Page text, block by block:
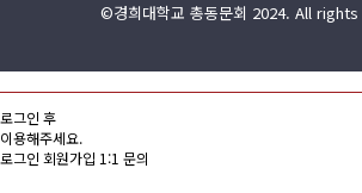
©경희대학교 총동문회 2024. All
로그인 후
이용해주세요.
로그인 회원가입 1:1 문의